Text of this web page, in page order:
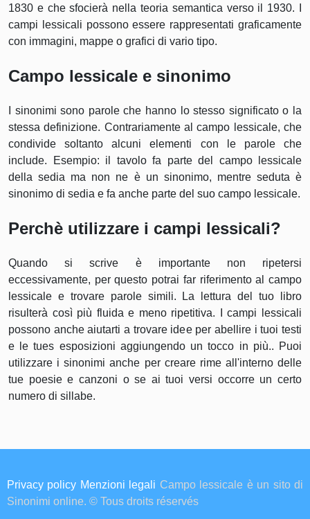
1830 e che sfocierà nella teoria semantica verso il 1930. I
campi lessicali possono essere rappresentati graficamente
con immagini, mappe o grafici di vario tipo.
Campo lessicale e sinonimo
I sinonimi sono parole che hanno lo stesso significato o la
stessa definizione. Contrariamente al campo lessicale, che
condivide soltanto alcuni elementi con le parole che
include. Esempio: il tavolo fa parte del campo lessicale
della sedia ma non ne è un sinonimo, mentre seduta è
sinonimo di sedia e fa anche parte del suo campo lessicale.
Perchè utilizzare i campi lessicali?
Quando si scrive è importante non ripetersi
eccessivamente, per questo potrai far riferimento al campo
lessicale e trovare parole simili. La lettura del tuo libro
risulterà così più fluida e meno ripetitiva. I campi lessicali
possono anche aiutarti a trovare idee per abellire i tuoi testi
e le tues esposizioni aggiungendo un tocco in più.. Puoi
utilizzare i sinonimi anche per creare rime all'interno delle
tue poesie e canzoni o se ai tuoi versi occorre un certo
numero di sillabe.
Privacy policy Menzioni legali Campo lessicale è un sito di
Sinonimi online. © Tous droits réservés